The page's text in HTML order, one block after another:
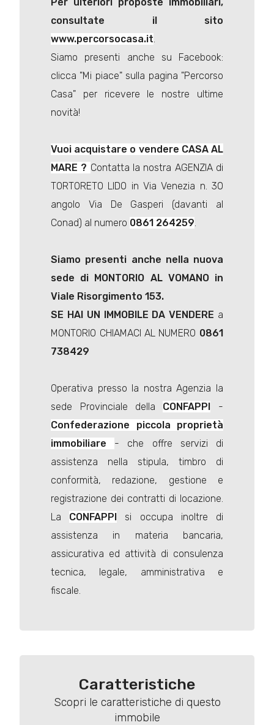
consultate il sito
www.percorsocasa.it.
Siamo presenti anche su Facebook:
clicca "Mi piace" sulla pagina "Percorso
Casa" per ricevere le nostre ultime
novità!
Vuoi acquistare o vendere CASA AL
MARE ? Contatta la nostra AGENZIA di
TORTORETO LIDO in Via Venezia n. 30
angolo Via De Gasperi (davanti al
Conad) al numero 0861 264259.
Siamo presenti anche nella nuova
sede di MONTORIO AL VOMANO in
Viale Risorgimento 153.
SE HAI UN IMMOBILE DA VENDERE a
MONTORIO CHIAMACI AL NUMERO 0861
738429
Operativa presso la nostra Agenzia la
sede Provinciale della CONFAPPI -
Confederazione piccola proprietà
immobiliare - che offre servizi di
assistenza nella stipula, timbro di
conformità, redazione, gestione e
registrazione dei contratti di locazione.
La CONFAPPI si occupa inoltre di
assistenza in materia bancaria,
assicurativa ed attività di consulenza
tecnica, legale, amministrativa e
fiscale.
Caratteristiche
Scopri le caratteristiche di questo
immobile